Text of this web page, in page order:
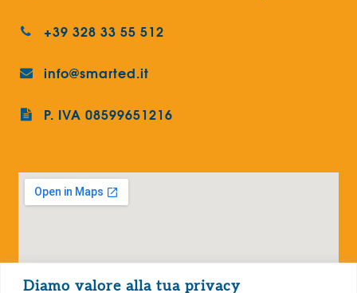
Diamo valore alla tua privacy
+39 328 33 55 512
info@smarted.it
P. IVA 08599651216